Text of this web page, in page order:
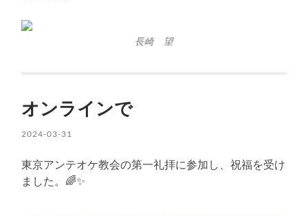
長崎 望
オンラインで
2024-03-31
東京アンテオケ教会の第一礼拝に参加し、祝福を受け
ました。🌈✨